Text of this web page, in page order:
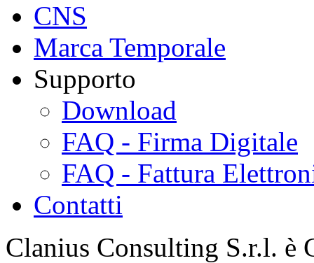
CNS
Marca Temporale
Supporto
Download
FAQ - Firma Digitale
FAQ - Fattura
Contatti
Clanius Consulting S.r.l. è